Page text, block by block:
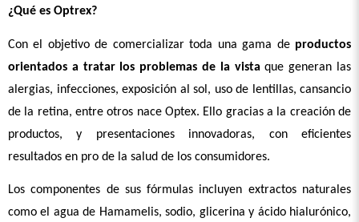
¿Qué es Optrex?
Con el objetivo de comercializar toda una gama de productos
orientados a tratar los problemas de la vista que generan las
alergias, infecciones, exposición al sol, uso de lentillas, cansancio
de la retina, entre otros nace Optex. Ello gracias a la creación de
productos, y presentaciones innovadoras, con eficientes
resultados en pro de la salud de los consumidores.
Los componentes de sus fórmulas incluyen extractos naturales
como el agua de Hamamelis, sodio, glicerina y ácido hialurónico,